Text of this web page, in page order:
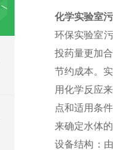
化学实验室
环保实验室
投药量更加
节约成本。
用化学反应
点和适用条
来确定水体
设备结构：